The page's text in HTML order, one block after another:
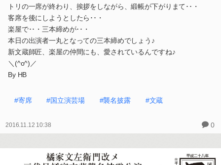
トリの一席が終わり、挨拶をしながら、緞帳が下がりまて･･・
客席を後にしようとしたら･･・
楽屋で･･・三本締めが･･・
本日の出演者一丸となっての三本締めでしょう♪
新文蔵師匠、楽屋の仲間にも、愛されているんですね♪
＼(^o^)／
By HB
#寄席 #国立演芸場 #襲名披露 #文蔵
2016.11.12 10:38 0